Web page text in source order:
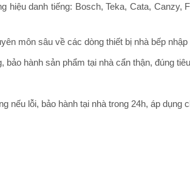
danh tiếng: Bosch, Teka, Cata, Canzy,
môn sâu về các dòng thiết bị nhà bếp
hành sản phẩm tại nhà cẩn thận, đúng
lỗi, bảo hành tại nhà trong 24h, áp dụng